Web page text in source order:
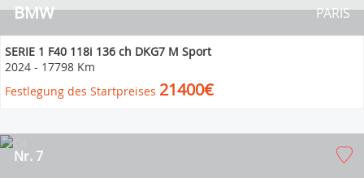
BMW PARIS
SERIE 1 F40 118i 136 ch DKG7 M Sport
2024 - 17798 Km
Festlegung des Startpreises 21400€
Nr. 7